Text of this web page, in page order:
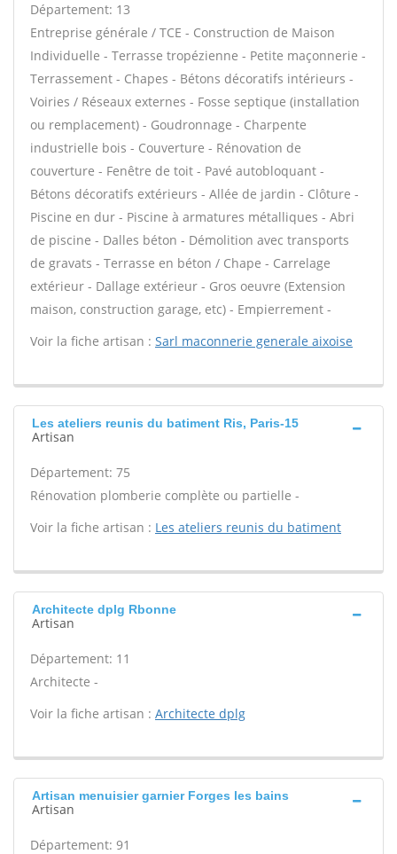
Département: 13
Entreprise générale / TCE - Construction de Maison
Individuelle - Terrasse tropézienne - Petite maçonnerie -
Terrassement - Chapes - Bétons décoratifs intérieurs -
Voiries / Réseaux externes - Fosse septique (installation
ou remplacement) - Goudronnage - Charpente
industrielle bois - Couverture - Rénovation de
couverture - Fenêtre de toit - Pavé autobloquant -
Bétons décoratifs extérieurs - Allée de jardin - Clôture -
Piscine en dur - Piscine à armatures métalliques - Abri
de piscine - Dalles béton - Démolition avec transports
de gravats - Terrasse en béton / Chape - Carrelage
extérieur - Dallage extérieur - Gros oeuvre (Extension
maison, construction garage, etc) - Empierrement -
Voir la fiche artisan : Sarl maconnerie generale aixoise
Les ateliers reunis du batiment Ris, Paris-15
Artisan
Département: 75
Rénovation plomberie complète ou partielle -
Voir la fiche artisan : Les ateliers reunis du batiment
Architecte dplg Rbonne
Artisan
Département: 11
Architecte -
Voir la fiche artisan : Architecte dplg
Artisan menuisier garnier Forges les bains
Artisan
Département: 91